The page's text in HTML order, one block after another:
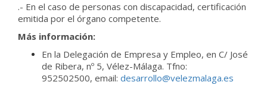
.- En el caso de personas con discapacidad, certificación
emitida por el órgano competente.
Más información:
En la Delegación de Empresa y Empleo, en C/ José
de Ribera, nº 5, Vélez-Málaga. Tfno:
952502500, email: desarrollo@velezmalaga.es